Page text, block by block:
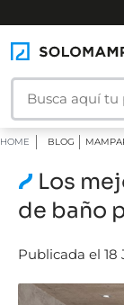
HOME BLOG
Los
de baño
Publicada el